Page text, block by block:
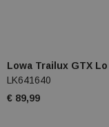
Lowa Trailux GTX Lo
LK641640
€ 89,99